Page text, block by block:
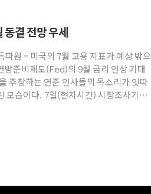
결 전망 우세
원 = 미국의 7월 고용 지표가 예상 밖으
방준비제도(Fed)의 9월 금리 인상 기대
주장하는 연준 인사들의 목소리가 잇따
모습이다. 7일(현지시간) 시장조사기관